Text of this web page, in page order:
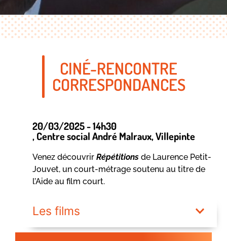
CINÉ-RENCONTRE
CORRESPONDANCES
20/03/2025 - 14h30
, Centre social André Malraux, Villepinte
Venez découvrir Répétitions de Laurence Petit-
Jouvet, un court-métrage soutenu au titre de
l’Aide au film court.
Les films